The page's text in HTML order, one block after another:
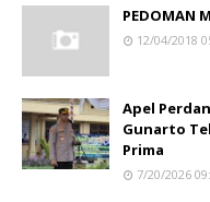
PEDOMAN
12/04/2018
Apel
Gunarto
Prima
7/20/2026